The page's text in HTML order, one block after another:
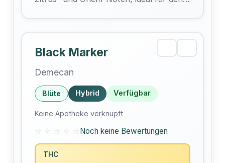
Black Marker
Demecan
Blüte Hybrid Verfügbar
Keine Apotheke verknüpft
☆ ☆ ☆ ☆ ☆Noch keine Bewertungen
THC